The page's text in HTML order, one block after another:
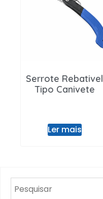
Serrote Rebativel
Tipo Canivete
Ler mais